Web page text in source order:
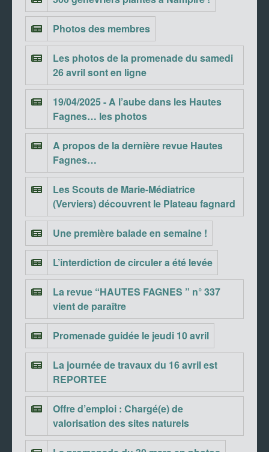
Photos des membres
Les photos de la promenade du samedi
26 avril sont en ligne
19/04/2025 - A l’aube dans les Hautes
Fagnes… les photos
A propos de la dernière revue Hautes
Fagnes…
Les Scouts de Marie-Médiatrice
(Verviers) découvrent le Plateau fagnard
Une première balade en semaine !
L’interdiction de circuler a été levée
La revue “HAUTES FAGNES ” n° 337
vient de paraître
Promenade guidée le jeudi 10 avril
La journée de travaux du 16 avril est
REPORTEE
Offre d’emploi : Chargé(e) de
valorisation des sites naturels